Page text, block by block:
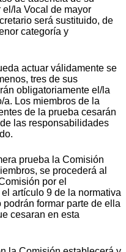
la Vocal de mayor
será sustituido, de
categoría y
actuar válidamente se
tres de sus
obligatoriamente el/la
a. Los miembros de la
de la prueba cesarán
las responsabilidades
prueba la Comisión
se procederá al
por el
artículo 9 de la normativa
formar parte de ella
cesaran en esta